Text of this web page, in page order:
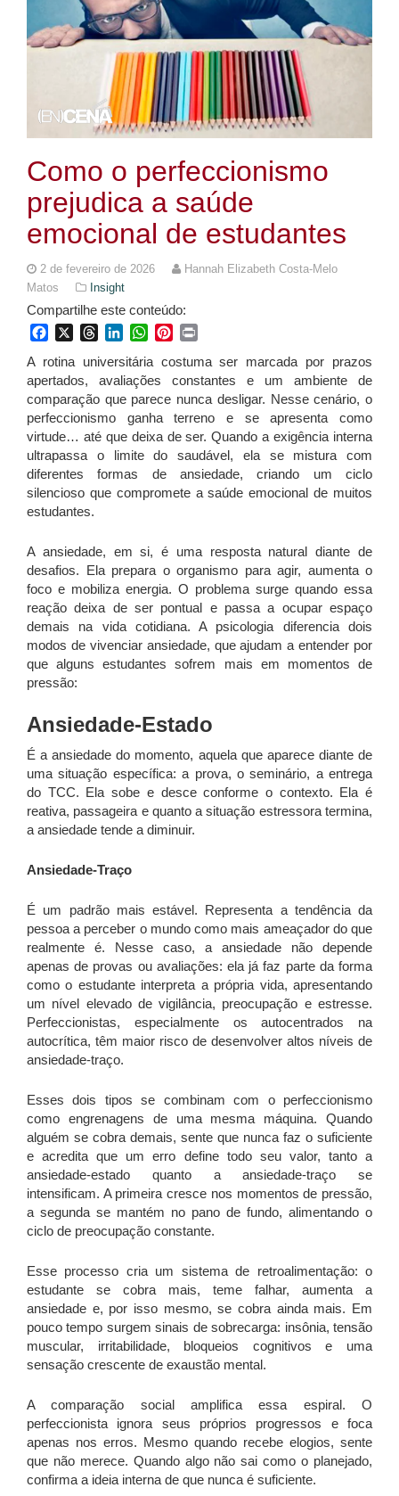
Como o perfeccionismo
prejudica a saúde
emocional de estudantes
2 de fevereiro de 2026
Hannah Elizabeth Costa-Melo
Matos
Insight
Compartilhe este conteúdo:
FacebookThreadsLinkedInWhatsApp
Pinterest
A rotina universitária costuma ser marcada por prazos
apertados, avaliações constantes e um ambiente de
comparação que parece nunca desligar. Nesse cenário, o
perfeccionismo ganha terreno e se apresenta como
virtude… até que deixa de ser. Quando a exigência interna
ultrapassa o limite do saudável, ela se mistura com
diferentes formas de ansiedade, criando um ciclo
silencioso que compromete a saúde emocional de muitos
estudantes.
A ansiedade, em si, é uma resposta natural diante de
desafios. Ela prepara o organismo para agir, aumenta o
foco e mobiliza energia. O problema surge quando essa
reação deixa de ser pontual e passa a ocupar espaço
demais na vida cotidiana. A psicologia diferencia dois
modos de vivenciar ansiedade, que ajudam a entender por
que alguns estudantes sofrem mais em momentos de
pressão:
Ansiedade-Estado
É a ansiedade do momento, aquela que aparece diante de
uma situação específica: a prova, o seminário, a entrega
do TCC. Ela sobe e desce conforme o contexto. Ela é
reativa, passageira e quanto a situação estressora termina,
a ansiedade tende a diminuir.
Ansiedade-Traço
É um padrão mais estável. Representa a tendência da
pessoa a perceber o mundo como mais ameaçador do que
realmente é. Nesse caso, a ansiedade não depende
apenas de provas ou avaliações: ela já faz parte da forma
como o estudante interpreta a própria vida, apresentando
um nível elevado de vigilância, preocupação e estresse.
Perfeccionistas, especialmente os autocentrados na
autocrítica, têm maior risco de desenvolver altos níveis de
ansiedade-traço.
Esses dois tipos se combinam com o perfeccionismo
como engrenagens de uma mesma máquina. Quando
alguém se cobra demais, sente que nunca faz o suficiente
e acredita que um erro define todo seu valor, tanto a
ansiedade-estado quanto a ansiedade-traço se
intensificam. A primeira cresce nos momentos de pressão,
a segunda se mantém no pano de fundo, alimentando o
ciclo de preocupação constante.
Esse processo cria um sistema de retroalimentação: o
estudante se cobra mais, teme falhar, aumenta a
ansiedade e, por isso mesmo, se cobra ainda mais. Em
pouco tempo surgem sinais de sobrecarga: insônia, tensão
muscular, irritabilidade, bloqueios cognitivos e uma
sensação crescente de exaustão mental.
A comparação social amplifica essa espiral. O
perfeccionista ignora seus próprios progressos e foca
apenas nos erros. Mesmo quando recebe elogios, sente
que não merece. Quando algo não sai como o planejado,
confirma a ideia interna de que nunca é suficiente.